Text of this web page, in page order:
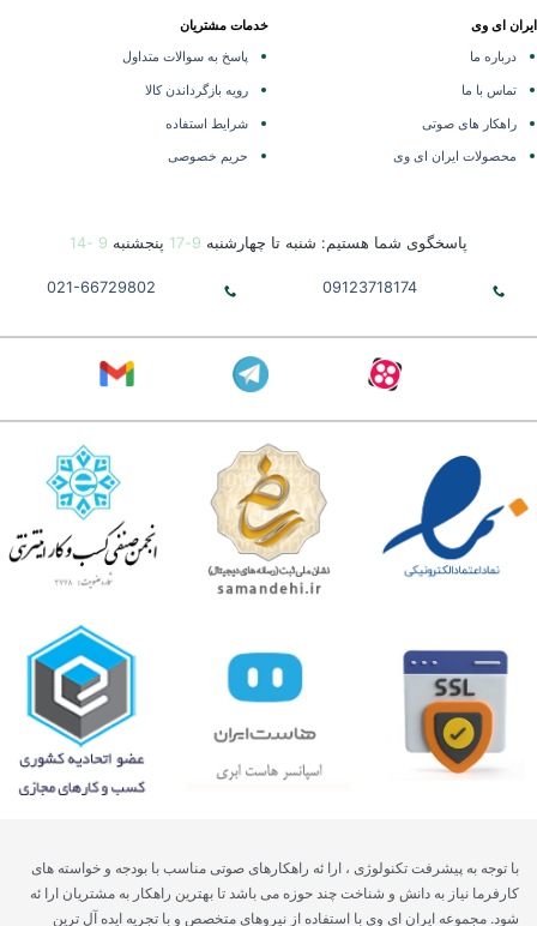
ای وی
درباره ما
تماس با ما
راهکار های صوتی
محصولات ایران ای وی
خدمات مشتریان
پاسخ به سوالات متداول
رویه بازگرداندن کالا
شرایط استفاده
حریم خصوصی
پاسخگوی شما هستیم: شنبه تا چهارشنبه9-17 پنجشنبه9 -14
09123718174
021-66729802
با توجه به پیشرفت تکنولوژی ، ارا ئه راهکارهای صوتی مناسب با بودجه و خواسته های
کارفرما نیاز به دانش و شناخت چند حوزه می باشد تا بهترین راهکار به مشتریان ارا ئه
شود. مجموعه ایران ای وی با استفاده از نیروهای متخصص و با تجریه ایده آل ترین